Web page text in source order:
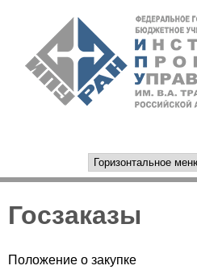
Перейти к
РАН
Госзаказы
Положение о закупке